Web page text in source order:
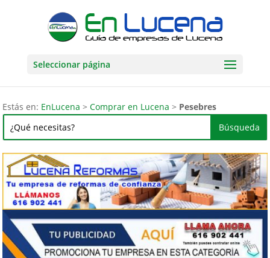
Seleccionar página
Estás en: EnLucena >Comprar en Lucena > Pesebres